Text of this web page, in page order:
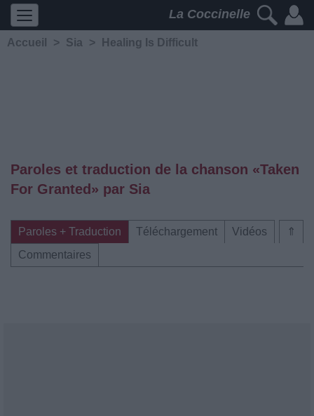
La Coccinelle
Accueil > Sia > Healing Is Difficult
Paroles et traduction de la chanson «Taken
For Granted» par Sia
⇑
Paroles + Traduction Téléchargement
Vidéos
Commentaires